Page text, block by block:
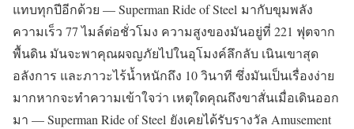
แทบทุกปีอีกด้วย — Superman Ride of Steel มากับขุมพลัง
ความเร็ว 77 ไมล์ต่อชั่วโมง ความสูงของมันอยู่ที่ 221 ฟุตจาก
พื้นดิน มันจะพาคุณผจญภัยไปในอุโมงค์ลึกลับ เนินเขาสุด
อลังการ และภาวะไร้น้ำหนักถึง 10 วินาที ซึ่งมันเป็นเรื่องง่าย
มากหากจะทำความเข้าใจว่า เหตุใดคุณถึงขาสั่นเมื่อเดินออก
มา — Superman Ride of Steel ยังเคยได้รับรางวัล Amusement